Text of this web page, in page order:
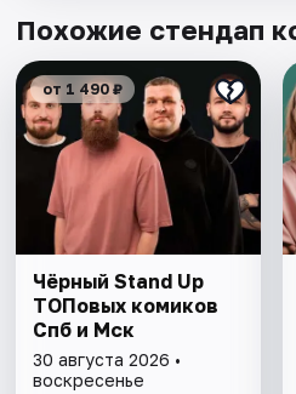
Похожие стендап
от 1 490 ₽
Чёрный Stand Up
ТОПовых комиков
Спб и Мск
30 августа 2026 •
воскресенье